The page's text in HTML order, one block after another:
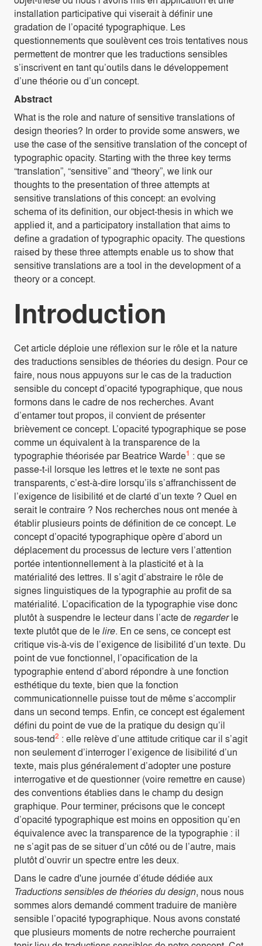
installation participative qui viserait à définir une
gradation de l’opacité typographique. Les
questionnements que soulèvent ces trois tentatives nous
permettent de montrer que les traductions sensibles
s’inscrivent en tant qu’outils dans le développement
d’une théorie ou d’un concept.
Abstract
What is the role and nature of sensitive translations of
design theories? In order to provide some answers, we
use the case of the sensitive translation of the concept of
typographic opacity. Starting with the three key terms
“translation”, “sensitive” and “theory”, we link our
thoughts to the presentation of three attempts at
sensitive translations of this concept: an evolving
schema of its definition, our object-thesis in which we
applied it, and a participatory installation that aims to
define a gradation of typographic opacity. The questions
raised by these three attempts enable us to show that
sensitive translations are a tool in the development of a
theory or a concept.
Introduction
Cet article déploie une réflexion sur le rôle et la nature
des traductions sensibles de théories du design. Pour ce
faire, nous nous appuyons sur le cas de la traduction
sensible du concept d’opacité typographique, que nous
formons dans le cadre de nos recherches. Avant
d’entamer tout propos, il convient de présenter
brièvement ce concept. L’opacité typographique se pose
comme un équivalent à la transparence de la
typographie théorisée par Beatrice Warde1 : que se
passe-t-il lorsque les lettres et le texte ne sont pas
transparents, c’est-à-dire lorsqu’ils s’affranchissent de
l’exigence de lisibilité et de clarté d’un texte ? Quel en
serait le contraire ? Nos recherches nous ont menée à
établir plusieurs points de définition de ce concept. Le
concept d’opacité typographique opère d’abord un
déplacement du processus de lecture vers l’attention
portée intentionnellement à la plasticité et à la
matérialité des lettres. Il s’agit d’abstraire le rôle de
signes linguistiques de la typographie au profit de sa
matérialité. L’opacification de la typographie vise donc
plutôt à suspendre le lecteur dans l’acte deregarderle
texte plutôt que de lelire. En ce sens, ce concept est
critique vis-à-vis de l’exigence de lisibilité d’un texte. Du
point de vue fonctionnel, l’opacification de la
typographie entend d’abord répondre à une fonction
esthétique du texte, bien que la fonction
communicationnelle puisse tout de même s’accomplir
dans un second temps. Enfin, ce concept est également
défini du point de vue de la pratique du design qu’il
sous-tend2 : elle relève d’une attitude critique car il s’agit
non seulement d’interroger l’exigence de lisibilité d’un
texte, mais plus généralement d’adopter une posture
interrogative et de questionner (voire remettre en cause)
des conventions établies dans le champ du design
graphique. Pour terminer, précisons que le concept
d’opacité typographique est moins en opposition qu’en
équivalence avec la transparence de la typographie : il
ne s’agit pas de se situer d’un côté ou de l’autre, mais
plutôt d’ouvrir un spectre entre les deux.
Dans le cadre d'une journée d’étude dédiée aux
Traductions sensibles de théories du design, nous nous
sommes alors demandé comment traduire de manière
sensible l’opacité typographique. Nous avons constaté
que plusieurs moments de notre recherche pourraient